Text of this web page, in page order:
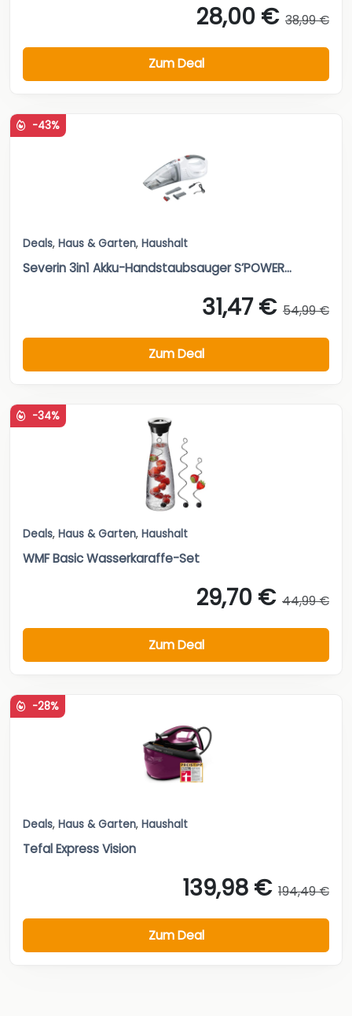
28,00 € 38,99 €
Zum Deal
-43%
Deals, Haus & Garten, Haushalt
Severin 3in1 Akku-Handstaubsauger S’POWER...
31,47 € 54,99 €
Zum Deal
-34%
Deals, Haus & Garten, Haushalt
WMF Basic Wasserkaraffe-Set
29,70 € 44,99 €
Zum Deal
-28%
Deals, Haus & Garten, Haushalt
Tefal Express Vision
139,98 € 194,49 €
Zum Deal